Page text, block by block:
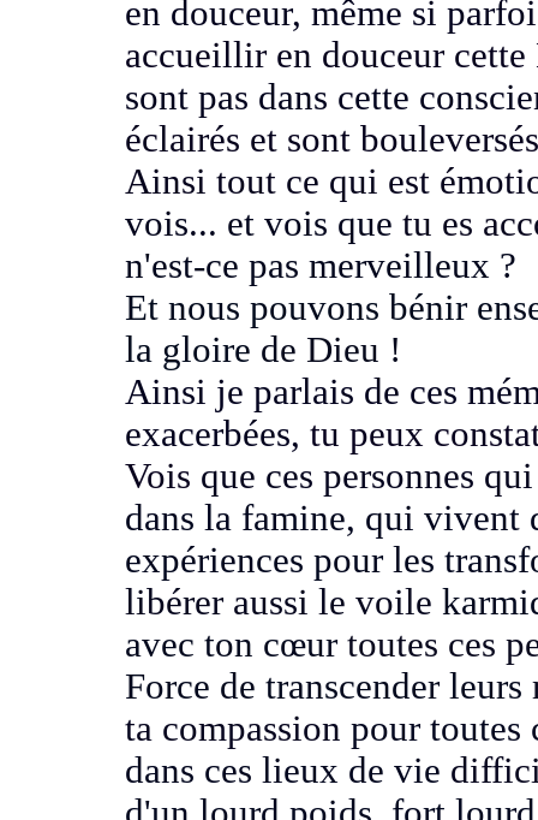
en douceur, même si
accueillir en douceur
sont pas dans cette
éclairés et sont
Ainsi tout ce qui est
vois... et vois quetu es
n'est-ce pas merveilleux ?
Et nous pouvons bénir
la gloire de Dieu !
Ainsi je parlais de ces
exacerbées,tu peux
Vois que ces personnes
dans la famine, qui vivent
expériences pour les
libérer aussi le voile
avec ton cœurtoutes ces
Force de transcender leurs
ta compassionpour toutes
dans ces lieux de vie